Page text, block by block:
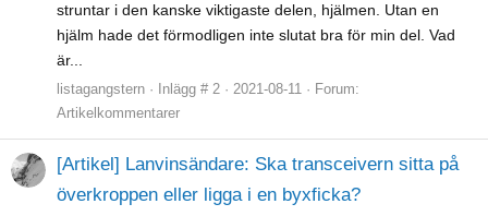
struntar i den kanske viktigaste delen, hjälmen. Utan en
hjälm hade det förmodligen inte slutat bra för min del. Vad
är...
listagangstern Inlägg # 2 2021-08-11
Forum:
Artikelkommentarer
[Artikel] Lanvinsändare: Ska transceivern sitta på
överkroppen eller ligga i en byxficka?